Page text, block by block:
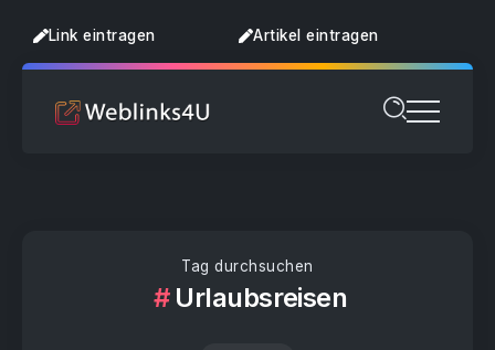
Link eintragen Artikel eintragen
Tag durchsuchen
Urlaubsreisen